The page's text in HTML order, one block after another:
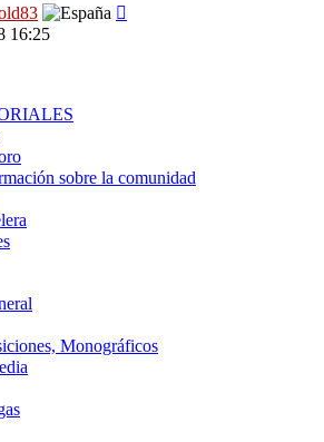
16:25
sobre la comunidad
Monográficos